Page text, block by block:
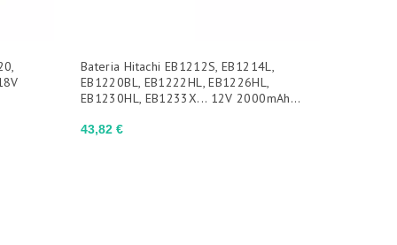
Preço
43,82 €
Bateria Hitachi EB1212S, EB1214L,
EB1220BL, EB1222HL, EB1226HL,
EB1230HL, EB1233X... 12V 2000mAh...